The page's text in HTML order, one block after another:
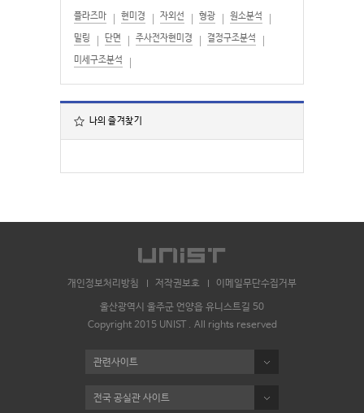
플라즈마 현미경 자외선 형광 원소분석
밀링 단면 주사전자현미경 결정구조분석
미세구조분석
나의 즐겨찾기
개인정보처리방침 저작권보호 이메일무단수집거부
울산광역시 울주군 언양읍 유니스트길 50
Copyright 2015 UNIST . All rights reserved
관련사이트
전국 공실관 사이트